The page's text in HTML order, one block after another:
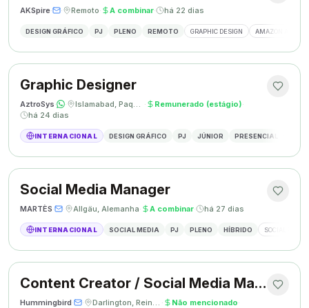
AKSpire· · Remoto· A combinar· há 22 dias
DESIGN GRÁFICO PJ PLENO REMOTO GRAPHIC DESIGN AMAZON A+
Graphic Designer
AztroSys· · Islamabad, Paquistão · Remunerado (estágio)·
há 24 dias
INTERNACIONAL DESIGN GRÁFICO PJ JÚNIOR PRESENCIAL
Social Media Manager
MARTÈS· · Allgäu, Alemanha· A combinar· há 27 dias
INTERNACIONAL SOCIAL MEDIA PJ PLENO HÍBRIDO SOCIAL MEDIA
Content Creator / Social Media Manager
Hummingbird· · Darlington, Reino Unido · Não mencionado·